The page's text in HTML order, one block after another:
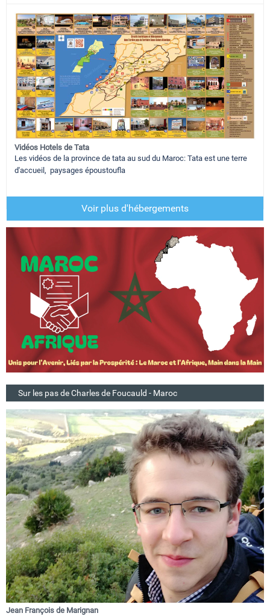
Vidéos Hotels de Tata
Les vidéos de la province de tata au sud du Maroc: Tata est une terre
d'accueil, paysages époustoufla
Voir plus d'hébergements
Sur les pas de Charles de Foucauld - Maroc
Jean François de Marignan